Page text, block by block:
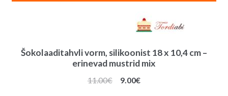
Šokolaaditahvli vorm, silikoonist 18 x 10,4 cm –
erinevad mustrid mix
11.00€
Algne
9.00€Praegune